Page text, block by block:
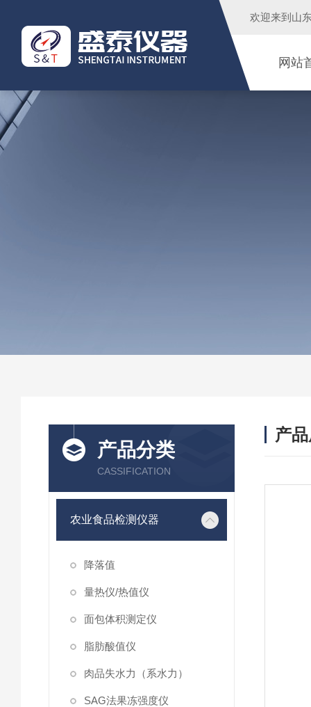
欢迎来到 山
网站
产品分类
CASSIFICATION
农业食品检测仪器
降落值
量热仪/热值仪
面包体积测定仪
脂肪酸值仪
肉品失水力（系水力）
SAG法果冻强度仪
产